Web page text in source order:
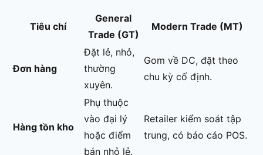
Tiêu chí
General
Trade (GT)
Modern Trade (MT)
Đơn hàng
Đặt lẻ, nhỏ,
thường
xuyên.
Gom về DC, đặt theo
chu kỳ cố định.
Hàng tồn kho
Phụ thuộc
vào đại lý
hoặc điểm
bán nhỏ lẻ.
Retailer kiểm soát tập
trung, có báo cáo POS.